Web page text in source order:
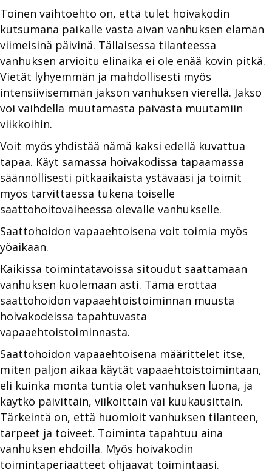
Toinen vaihtoehto on, että tulet hoivakodin
kutsumana paikalle vasta aivan vanhuksen elämän
viimeisinä päivinä. Tällaisessa tilanteessa
vanhuksen arvioitu elinaika ei ole enää kovin pitkä.
Vietät lyhyemmän ja mahdollisesti myös
intensiivisemmän jakson vanhuksen vierellä. Jakso
voi vaihdella muutamasta päivästä muutamiin
viikkoihin.
Voit myös yhdistää nämä kaksi edellä kuvattua
tapaa. Käyt samassa hoivakodissa tapaamassa
säännöllisesti pitkäaikaista ystävääsi ja toimit
myös tarvittaessa tukena toiselle
saattohoitovaiheessa olevalle vanhukselle.
Saattohoidon vapaaehtoisena voit toimia myös
yöaikaan.
Kaikissa toimintatavoissa sitoudut saattamaan
vanhuksen kuolemaan asti. Tämä erottaa
saattohoidon vapaaehtoistoiminnan muusta
hoivakodeissa tapahtuvasta
vapaaehtoistoiminnasta.
Saattohoidon vapaaehtoisena määrittelet itse,
miten paljon aikaa käytät vapaaehtoistoimintaan,
eli kuinka monta tuntia olet vanhuksen luona, ja
käytkö päivittäin, viikoittain vai kuukausittain.
Tärkeintä on, että huomioit vanhuksen tilanteen,
tarpeet ja toiveet. Toiminta tapahtuu aina
vanhuksen ehdoilla. Myös hoivakodin
toimintaperiaatteet ohjaavat toimintaasi.